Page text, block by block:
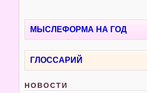
МЫСЛЕФОРМА НА ГОД
ГЛОССАРИЙ
НОВОСТИ